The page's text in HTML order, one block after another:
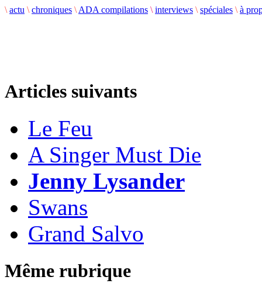
\ actu \ chroniques \ ADA compilations \ interviews \ spéciales \ à
Articles suivants
Le Feu
A Singer Must Die
Jenny Lysander
Swans
Grand Salvo
Même rubrique